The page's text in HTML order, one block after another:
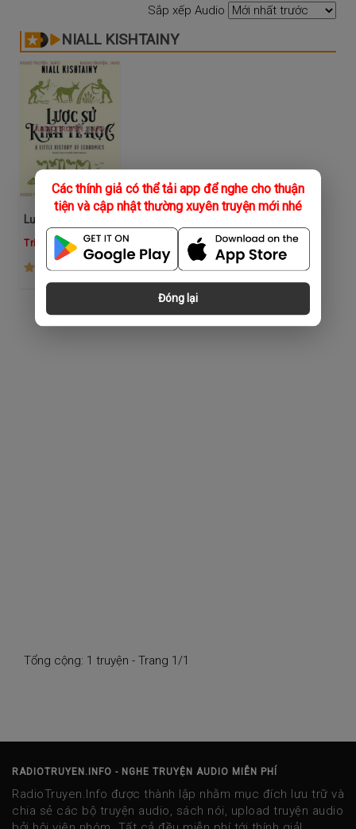
Các thính giả có thể tải app để nghe cho thuận
tiện và cập nhật thường xuyên truyện mới nhé
Đóng lại
Sắp xếp Audio
NIALL KISHTAINY
Trí Tuệ Nhân Tạo
Tổng cộng: 1 truyện - Trang 1/1
RADIOTRUYEN.INFO - NGHE TRUYỆN AUDIO MIỄN PHÍ
RadioTruyen.Info được thành lập nhằm mục đích lưu trữ và
chia sẻ các bộ truyện audio, sách nói, upload truyện audio